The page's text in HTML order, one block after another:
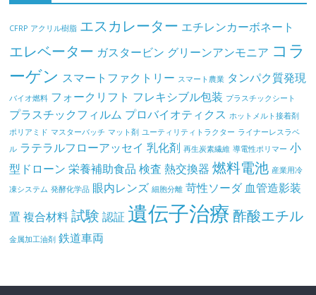
CFRP アクリル樹脂 エスカレーター エチレンカーボネート
エレベーター ガスタービン グリーンアンモニア コラ
ーゲン スマートファクトリー スマート農業 タンパク質発現
バイオ燃料 フォークリフト フレキシブル包装 プラスチックシート
プラスチックフィルム プロバイオティクス ホットメルト接着剤
ポリアミド マスターバッチ マット剤 ユーティリティトラクター ライナーレスラベ
ル ラテラルフローアッセイ 乳化剤 再生炭素繊維 導電性ポリマー 小
型ドローン 栄養補助食品 検査 熱交換器 燃料電池 産業用冷
凍システム 発酵化学品 眼内レンズ 細胞分離 苛性ソーダ 血管造影装
置 複合材料 試験 認証 遺伝子治療 酢酸エチル
金属加工油剤 鉄道車両